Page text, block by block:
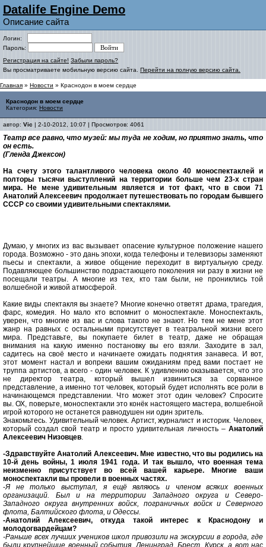
Datalife Engine Demo
Описание сайта
Логин:
Пароль:
Регистрация на сайте! Забыли пароль?
Вы просматриваете мобильную версию сайта. Перейти на полную версию сайта.
Главная » Новости » Краснодон в моем сердце
Краснодон в моем сердце
Категория: Новости
автор: Vic | 2-10-2012, 10:07 | Просмотров: 4061
Театр все равно, что музей: мы туда не ходим, но приятно знать, что
он есть.
(Гленда Джексон)
На счету этого талантливого человека около 40 моноспектаклей и
полторы тысячи выступлений на территории больше чем 23-х стран
мира. Не мене удивительным является и тот факт, что в свои 71
Анатолий Алексеевич продолжает путешествовать по городам бывшего
СССР со своими удивительными спектаклями.
Думаю, у многих из вас вызывает опасение культурное положение нашего
города. Возможно - это дань эпохи, когда телефоны и телевизоры заменяют
пьесы и спектакли, а живое общение переходит в виртуальную среду.
Подавляющее большинство подрастающего поколения ни разу в жизни не
посещали театры. А многие из тех, кто там были, не прониклись той
волшебной и живой атмосферой.
Какие виды спектакля вы знаете? Многие конечно ответят драма, трагедия,
фарс, комедия. Но мало кто вспомнит о моноспектакле. Моноспектакль,
уверен, что многие из вас и слова такого не знают. Но тем не мене этот
жанр на равных с остальными присутствует в театральной жизни всего
мира. Представьте, вы покупаете билет в театр, даже не обращая
внимания на какую именно постановку вы его взяли. Заходите в зал,
садитесь на своё место и начинаете ожидать поднятия занавеса. И вот,
этот момент настал и вопреки вашим ожиданиям пред вами постает не
труппа артистов, а всего - один человек. К удивлению оказывается, что это
не директор театра, который вышел извиниться за сорванное
представление, а именно тот человек, который будет исполнять все роли в
начинающемся представлении. Что может этот один человек? Спросите
вы. ОХ, поверьте, моноспектакли это конёк настоящего мастера, волшебной
игрой которого не останется равнодушен ни один зритель.
Знакомьтесь. Удивительный человек. Артист, журналист и историк. Человек,
который создал свой театр и просто удивительная личность – Анатолий
Алексеевич Низовцев.
-Здравствуйте Анатолий Алексеевич. Мне известно, что вы родились на
10-й день войны, 1 июля 1941 года. И так вышло, что военная тема
неизменно присутствует во всей вашей карьере. Многие ваши
моноспектакли вы провели в военных частях.
-Я не только выступал, я ещё являюсь и членом всяких военных
организаций. Был и на территории Западного округа и Северо-
Западного округа внутренних войск, пограничных войск и Северного
флота, Балтийского флота, и Одессы.
-Анатолий Алексеевич, откуда такой интерес к Краснодону и
молодогвардейцам?
-Раньше всех лучших учеников школ привозили на экскурсии в города, где
были крупнейшие военный события. Ленинград, Брест, Курск, а вот нас